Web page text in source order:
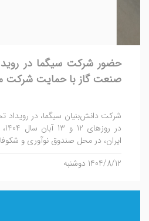
حضور شرکت سیگما در
صنعت گاز با حمایت شرکت
شرکت دانش‌بنیان سیگما، در رویداد
ایران، در محل صندوق نوآوری و
1404/8/12 دوشنبه